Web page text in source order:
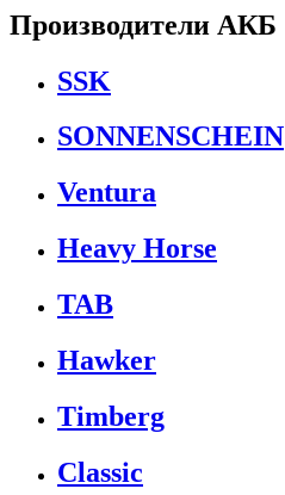
Производители АКБ
SSK
SONNENSCHEIN
Ventura
Heavy Horse
TAB
Hawker
Timberg
Classic